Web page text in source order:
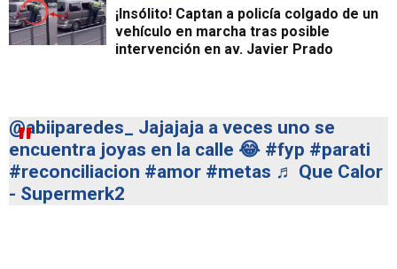
¡Insólito! Captan a policía colgado de un
vehículo en marcha tras posible
intervención en av. Javier Prado
@abiiparedes_ Jajajaja a veces uno se
encuentra joyas en la calle 😂 #fyp #parati
#reconciliacion #amor #metas ♬ Que Calor
- Supermerk2